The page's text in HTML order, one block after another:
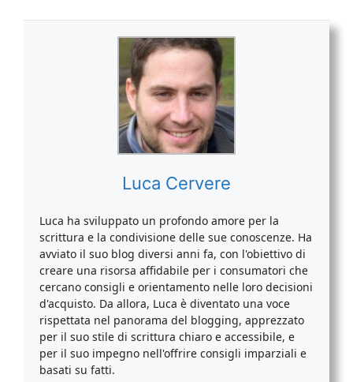
Luca Cervere
Luca ha sviluppato un profondo amore per la
scrittura e la condivisione delle sue conoscenze. Ha
avviato il suo blog diversi anni fa, con l'obiettivo di
creare una risorsa affidabile per i consumatori che
cercano consigli e orientamento nelle loro decisioni
d'acquisto. Da allora, Luca è diventato una voce
rispettata nel panorama del blogging, apprezzato
per il suo stile di scrittura chiaro e accessibile, e
per il suo impegno nell'offrire consigli imparziali e
basati su fatti.